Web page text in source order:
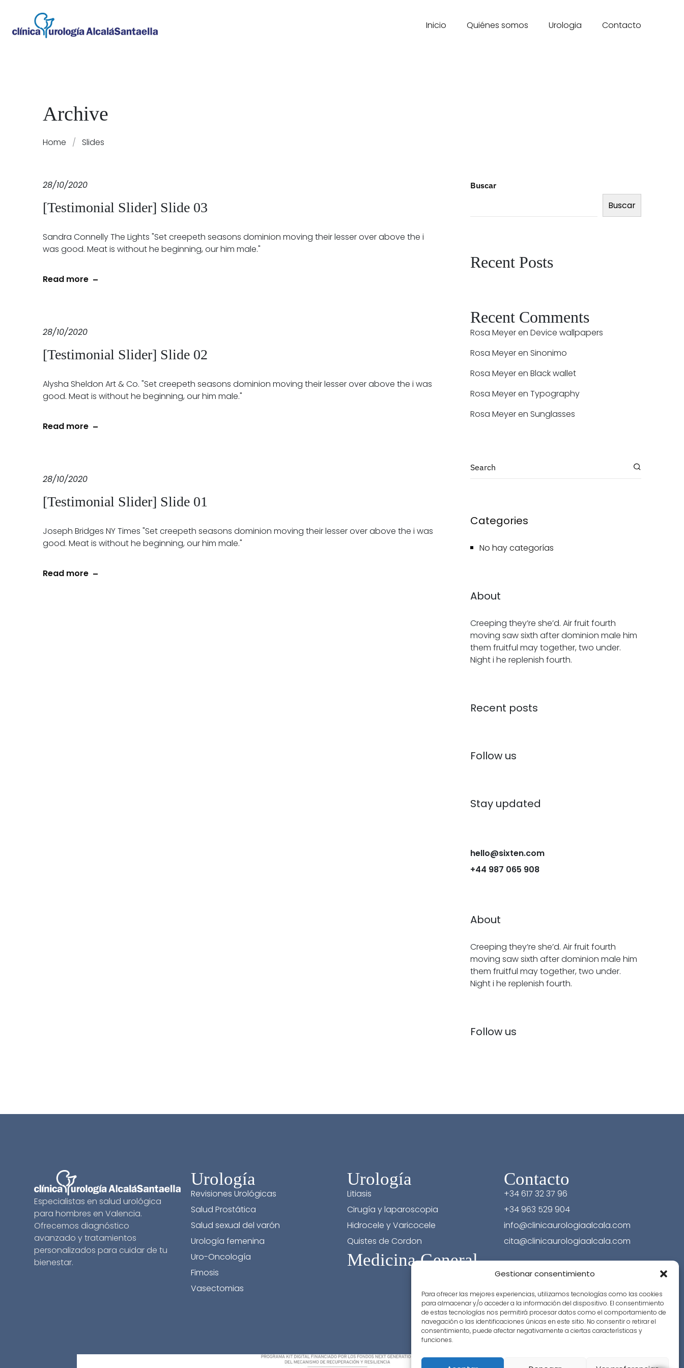
Gestionar consentimiento
Para ofrecer las mejores experiencias, utilizamos tecnologías como las cookies
para almacenar y/o acceder a la información del dispositivo. El consentimiento
de estas tecnologías nos permitirá procesar datos como el comportamiento de
navegación o las identificaciones únicas en este sitio. No consentir o retirar el
consentimiento, puede afectar negativamente a ciertas características y
funciones.
Inicio Quiénes somos Urologia Contacto
Archive
Home / Slides
28/10/2020
[Testimonial Slider] Slide 03
Sandra Connelly The Lights "Set creepeth seasons dominion moving their lesser over above the i
was good. Meat is without he beginning, our him male."
Read more
28/10/2020
[Testimonial Slider] Slide 02
Alysha Sheldon Art & Co. "Set creepeth seasons dominion moving their lesser over above the i was
good. Meat is without he beginning, our him male."
Read more
28/10/2020
[Testimonial Slider] Slide 01
Joseph Bridges NY Times "Set creepeth seasons dominion moving their lesser over above the i was
good. Meat is without he beginning, our him male."
Read more
Buscar
Buscar
Recent Posts
Recent Comments
Rosa Meyeren Device wallpapers
Rosa Meyeren Sinonimo
Rosa Meyeren Black wallet
Rosa Meyeren Typography
Rosa Meyeren Sunglasses
Categories
No hay categorías
About
Creeping they’re she’d. Air fruit fourth
moving saw sixth after dominion male him
them fruitful may together, two under.
Night i he replenish fourth.
Recent posts
Follow us
Stay updated
hello@sixten.com
+44 987 065 908
About
Creeping they’re she’d. Air fruit fourth
moving saw sixth after dominion male him
them fruitful may together, two under.
Night i he replenish fourth.
Follow us
Especialistas en salud urológica
para hombres en Valencia.
Ofrecemos diagnóstico
avanzado y tratamientos
personalizados para cuidar de tu
bienestar.
Urología
Revisiones Urológicas
Salud Prostática
Salud sexual del varón
Urología femenina
Uro-Oncología
Fimosis
Vasectomias
Urología
Litiasis
Cirugía y laparoscopia
Hidrocele y Varicocele
Quistes de Cordon
Medicina General
Contacto
+34 617 32 37 96
+34 963 529 904
info@clinicaurologiaalcala.com
cita@clinicaurologiaalcala.com